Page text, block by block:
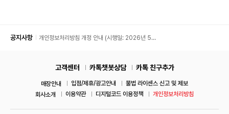
공지사항
개인정보처리방침 개정 안내 (시행일: 2026년 5월
고객센터 카톡챗봇상담 카톡 친구추가
매장안내 입점/제휴/광고안내
불법 라이센스 신고 및 제보
회사소개
이용약관 디지털코드 이용정책 개인정보처리방침